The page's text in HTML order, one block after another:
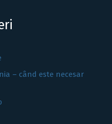
– când este necesar